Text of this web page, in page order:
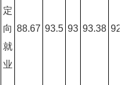
定
向
就
业
88.67 93.5 93 93.38